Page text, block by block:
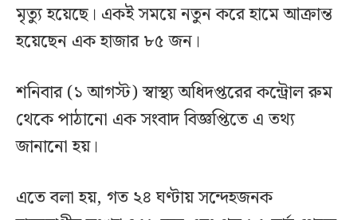
মৃত্যু হয়েছে। একই সময়ে নতুন করে হামে আক্রান্ত
হয়েছেন এক হাজার ৮৫ জন।
শনিবার (১ আগস্ট) স্বাস্থ্য অধিদপ্তরের কন্ট্রোল রুম
থেকে পাঠানো এক সংবাদ বিজ্ঞপ্তিতে এ তথ্য
জানানো হয়।
এতে বলা হয়, গত ২৪ ঘণ্টায় সন্দেহজনক